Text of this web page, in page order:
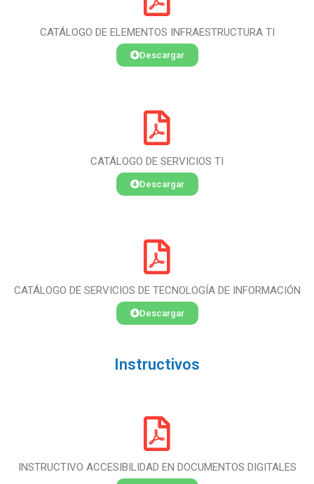
CATÁLOGO DE ELEMENTOS INFRAESTRUCTURA TI
Descargar
CATÁLOGO DE SERVICIOS TI
Descargar
CATÁLOGO DE SERVICIOS DE TECNOLOGÍA DE INFORMACIÓN
Descargar
Instructivos
INSTRUCTIVO ACCESIBILIDAD EN DOCUMENTOS DIGITALES